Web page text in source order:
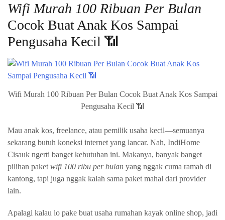
Wifi Murah 100 Ribuan Per Bulan
Cocok Buat Anak Kos Sampai
Pengusaha Kecil 📶
Wifi Murah 100 Ribuan Per Bulan Cocok Buat Anak Kos Sampai
Pengusaha Kecil 📶
Mau anak kos, freelance, atau pemilik usaha kecil—semuanya
sekarang butuh koneksi internet yang lancar. Nah, IndiHome
Cisauk ngerti banget kebutuhan ini. Makanya, banyak banget
pilihan paket wifi 100 ribu per bulan yang nggak cuma ramah di
kantong, tapi juga nggak kalah sama paket mahal dari provider
lain.
Apalagi kalau lo pake buat usaha rumahan kayak online shop, jadi